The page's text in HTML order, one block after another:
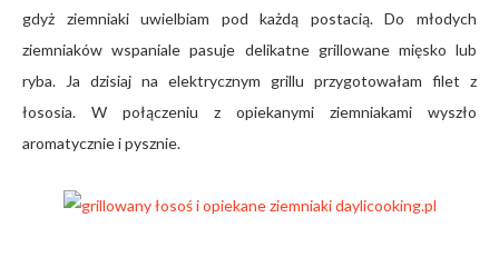
gdyż ziemniaki uwielbiam pod każdą postacią. Do młodych
ziemniaków wspaniale pasuje delikatne grillowane mięsko lub
ryba. Ja dzisiaj na elektrycznym grillu przygotowałam filet z
łososia. W połączeniu z opiekanymi ziemniakami wyszło
aromatycznie i pysznie.